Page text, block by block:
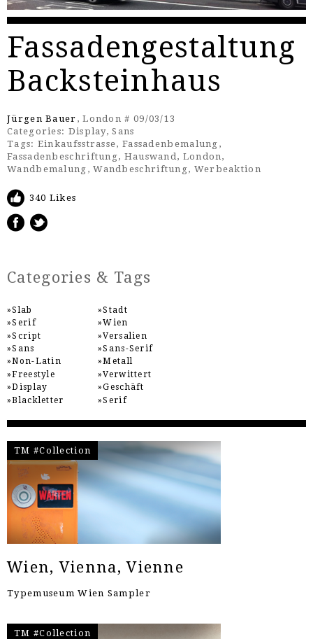
Fassadengestaltung
Backsteinhaus
Jürgen Bauer , London # 09/03/13
Categories: Display,Sans
Tags: Einkaufsstrasse, Fassadenbemalung ,
Fassadenbeschriftung, Hauswand , London ,
Wandbemalung ,Wandbeschriftung, Werbeaktion
340 Likes
Categories & Tags
Slab
Serif
Script
Sans
Non-Latin
Freestyle
Display
Blackletter
Stadt
Wien
Versalien
Sans-Serif
Metall
Verwittert
Geschäft
Serif
TM #Collection
Wien, Vienna, Vienne
Typemuseum Wien Sampler
TM #Collection